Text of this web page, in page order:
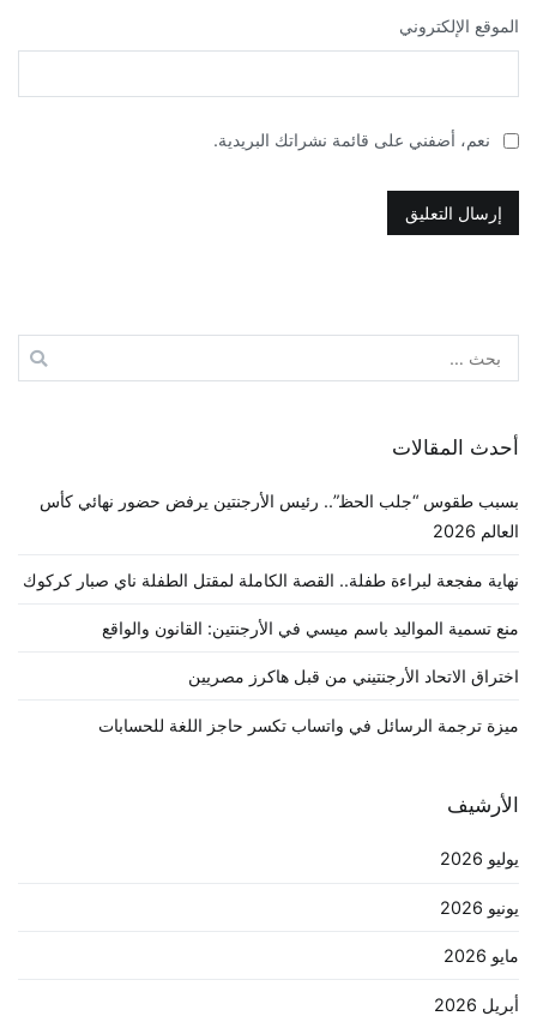
الموقع الإلكتروني
نعم، أضفني على قائمة نشراتك البريدية.
عن:
أحدث المقالات
بسبب طقوس “جلب الحظ”.. رئيس الأرجنتين يرفض حضور نهائي كأس
العالم 2026
نهاية مفجعة لبراءة طفلة.. القصة الكاملة لمقتل الطفلة ناي صبار كركوك
منع تسمية المواليد باسم ميسي في الأرجنتين: القانون والواقع
اختراق الاتحاد الأرجنتيني من قبل هاكرز مصريين
ميزة ترجمة الرسائل في واتساب تكسر حاجز اللغة للحسابات
الأرشيف
يوليو 2026
يونيو 2026
مايو 2026
أبريل 2026